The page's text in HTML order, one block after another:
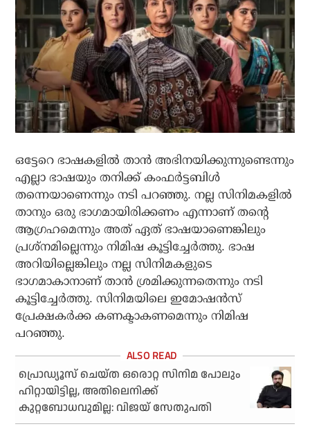
ഒട്ടേറെ ഭാഷകളില്‍ താന്‍ അഭിനയിക്കുന്നുണ്ടെന്നും
എല്ലാ ഭാഷയും തനിക്ക് കംഫര്‍ട്ടബിള്‍
തന്നെയാണെന്നും നടി പറഞ്ഞു. നല്ല സിനിമകളില്‍
താനും ഒരു ഭാഗമായിരിക്കണം എന്നാണ് തന്റെ
ആഗ്രഹമെന്നും അത് ഏത് ഭാഷയാണെങ്കിലും
പ്രശ്നമില്ലെന്നും നിമിഷ കൂട്ടിച്ചേര്‍ത്തു. ഭാഷ
അറിയില്ലെങ്കിലും നല്ല സിനിമകളുടെ
ഭാഗമാകാനാണ് താന്‍ ശ്രമിക്കുന്നതെന്നും നടി
കൂട്ടിച്ചേര്‍ത്തു. സിനിമയിലെ ഇമോഷന്‍സ്
പ്രേക്ഷകര്‍ക്ക കണക്ടാകണമെന്നും നിമിഷ
പറഞ്ഞു.
പ്രൊഡ്യൂസ് ചെയ്ത ഒരൊറ്റ സിനിമ പോലും
ഹിറ്റായിട്ടില്ല, അതിലെനിക്ക്
കുറ്റബോധവുമില്ല: വിജയ് സേതുപതി